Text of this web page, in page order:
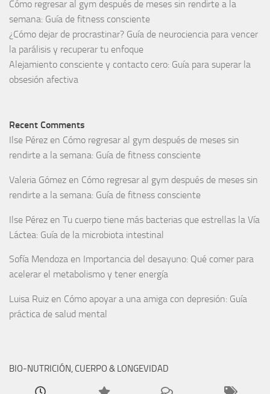
Cómo regresar al gym después de meses sin rendirte a la
semana: Guía de fitness consciente
¿Cómo dejar de procrastinar? Guía de neurociencia para vencer
la parálisis y recuperar tu enfoque
Alejamiento consciente y contacto cero: Guía para superar la
obsesión afectiva
Recent Comments
Ilse Pérez en Cómo regresar al gym después de meses sin
rendirte a la semana: Guía de fitness consciente
Valeria Gómez en Cómo regresar al gym después de meses sin
rendirte a la semana: Guía de fitness consciente
Ilse Pérez en Tu cuerpo tiene más bacterias que estrellas la Vía
Láctea: Guía de la microbiota intestinal
Sofía Mendoza en Importancia del desayuno: Qué comer para
acelerar el metabolismo y tener energía
Luisa Ruiz en Cómo apoyar a una amiga con depresión: Guía
práctica de salud mental
BIO-NUTRICIÓN, CUERPO & LONGEVIDAD